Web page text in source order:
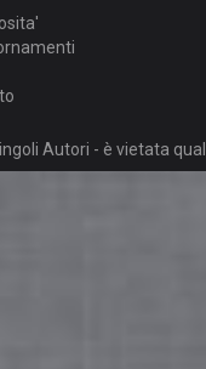
Autori - è vietata